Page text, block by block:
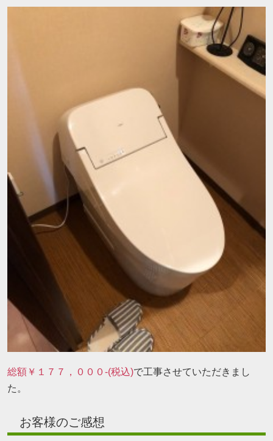
総額￥１７７，０００-(税込)で工事させていただきまし
た。
お客様のご感想